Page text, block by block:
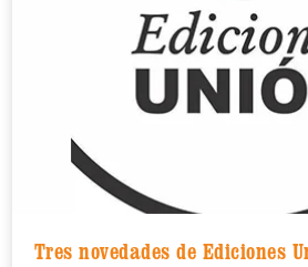
Tres novedades de Ediciones